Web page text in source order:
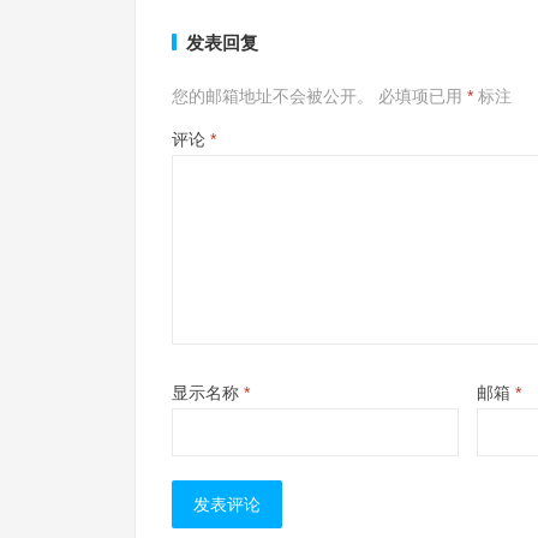
发表回复
您的邮箱地址不会被公开。 必填项已用 * 标注
评论 *
显示名称 * 邮箱 *